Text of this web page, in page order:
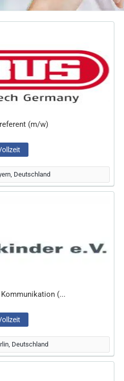
(m/w)
Deutschland
(...
Deutschland